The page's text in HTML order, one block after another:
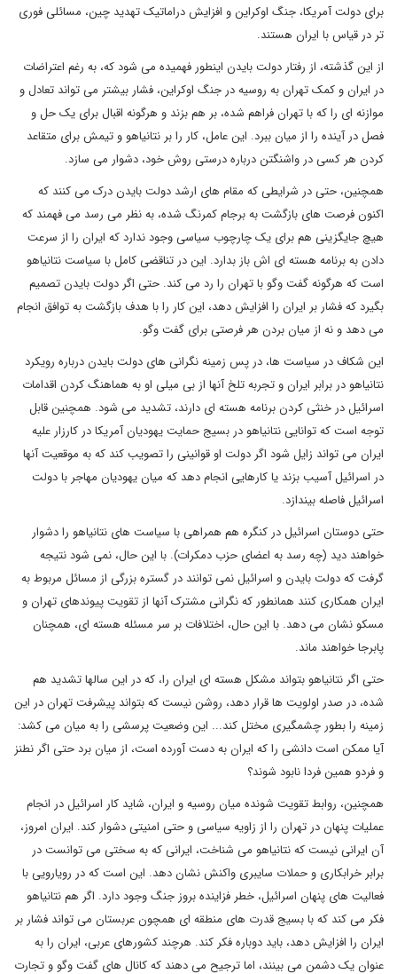
برای دولت آمریکا، جنگ اوکراین و افزایش دراماتیک تهدید چین، مسائلی فوری
تر در قیاس با ایران هستند.
از این گذشته، از رفتار دولت بایدن اینطور فهمیده می شود که، به رغم اعتراضات
در ایران و کمک تهران به روسیه در جنگ اوکراین، فشار بیشتر می تواند تعادل و
موازنه ای را که با تهران فراهم شده، بر هم بزند و هرگونه اقبال برای یک حل و
فصل در آینده را از میان ببرد. این عامل، کار را بر نتانیاهو و تیمش برای متقاعد
کردن هر کسی در واشنگتن درباره درستی روش خود، دشوار می سازد.
همچنین، حتی در شرایطی که مقام های ارشد دولت بایدن درک می کنند که
اکنون فرصت های بازگشت به برجام کمرنگ شده، به نظر می رسد می فهمند که
هیچ جایگزینی هم برای یک چارچوب سیاسی وجود ندارد که ایران را از سرعت
دادن به برنامه هسته ای اش باز بدارد. این در تناقضی کامل با سیاست نتانیاهو
است که هرگونه گفت وگو با تهران را رد می کند. حتی اگر دولت بایدن تصمیم
بگیرد که فشار بر ایران را افزایش دهد، این کار را با هدف بازگشت به توافق انجام
می دهد و نه از میان بردن هر فرصتی برای گفت وگو.
این شکاف در سیاست ها، در پس زمینه نگرانی های دولت بایدن درباره رویکرد
نتانیاهو در برابر ایران و تجربه تلخ آنها از بی میلی او به هماهنگ کردن اقدامات
اسرائیل در خنثی کردن برنامه هسته ای دارند، تشدید می شود. همچنین قابل
توجه است که توانایی نتانیاهو در بسیج حمایت یهودیان آمریکا در کارزار علیه
ایران می تواند زایل شود اگر دولت او قوانینی را تصویب کند که به موقعیت آنها
در اسرائیل آسیب بزند یا کارهایی انجام دهد که میان یهودیان مهاجر با دولت
اسرائیل فاصله بیندازد.
حتی دوستان اسرائیل در کنگره هم همراهی با سیاست های نتانیاهو را دشوار
خواهند دید (چه رسد به اعضای حزب دمکرات). با این حال، نمی شود نتیجه
گرفت که دولت بایدن و اسرائیل نمی توانند در گستره بزرگی از مسائل مربوط به
ایران همکاری کنند همانطور که نگرانی مشترک آنها از تقویت پیوندهای تهران و
مسکو نشان می دهد. با این حال، اختلافات بر سر مسئله هسته ای، همچنان
پابرجا خواهند ماند.
حتی اگر نتانیاهو بتواند مشکل هسته ای ایران را، که در این سالها تشدید هم
شده، در صدر اولویت ها قرار دهد، روشن نیست که بتواند پیشرفت تهران در این
زمینه را بطور چشمگیری مختل کند... این وضعیت پرسشی را به میان می کشد:
آیا ممکن است دانشی را که ایران به دست آورده است، از میان برد حتی اگر نطنز
و فردو همین فردا نابود شوند؟
همچنین، روابط تقویت شونده میان روسیه و ایران، شاید کار اسرائیل در انجام
عملیات پنهان در تهران را از زاویه سیاسی و حتی امنیتی دشوار کند. ایران امروز،
آن ایرانی نیست که نتانیاهو می شناخت، ایرانی که به سختی می توانست در
برابر خرابکاری و حملات سایبری واکنش نشان دهد. این است که در رویارویی با
فعالیت های پنهان اسرائیل، خطر فزاینده بروز جنگ وجود دارد. اگر هم نتانیاهو
فکر می کند که با بسیج قدرت های منطقه ای همچون عربستان می تواند فشار بر
ایران را افزایش دهد، باید دوباره فکر کند. هرچند کشورهای عربی، ایران را به
عنوان یک دشمن می بینند، اما ترجیح می دهند که کانال های گفت وگو و تجارت